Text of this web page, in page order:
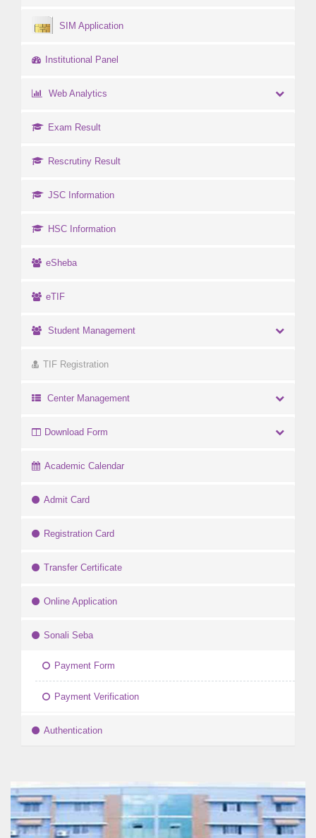
SIM Application
Institutional Panel
Web Analytics
Exam Result
Rescrutiny Result
JSC Information
HSC Information
eSheba
eTIF
Student Management
TIF Registration
Center Management
Download Form
Academic Calendar
Admit Card
Registration Card
Transfer Certificate
Online Application
Sonali Seba
Payment Form
Payment Verification
Authentication